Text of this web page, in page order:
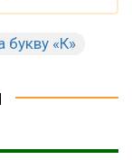
букву «К»